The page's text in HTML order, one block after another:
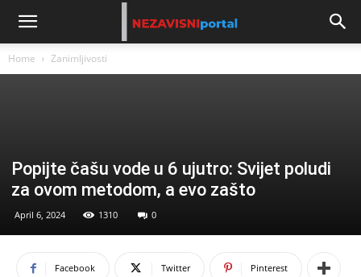
Home Zanimljivosti
Popijte čašu vode u 6 ujutro: Svijet poludi
za ovom metodom, a evo zašto
April 6, 2024 1310 0
Facebook Twitter Pinterest